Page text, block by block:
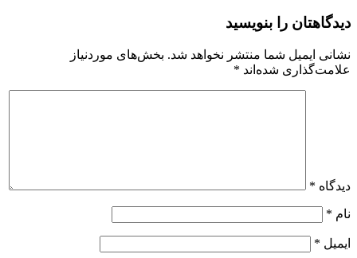
دیدگاهتان را بنویسید
نشانی ایمیل شما منتشر نخواهد شد. بخش‌های موردنیاز
علامت‌گذاری شده‌اند *
دیدگاه *
نام *
ایمیل *